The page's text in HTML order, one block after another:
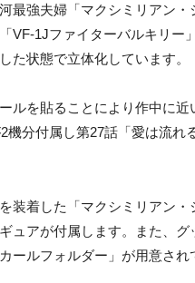
最強夫婦「マクシミリアン・
VF-1Jファイターバルキリー
た状態で立体化しています。
ルを貼ることにより作中に近
分付属し第27話「愛は流れ
装着した「マクシミリアン・
ュアが付属します。また、グ
ールフォルダー」が用意され